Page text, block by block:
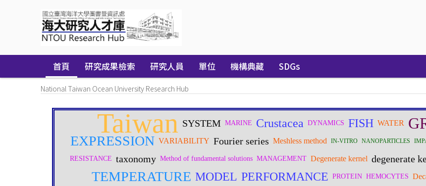
首頁 研究成果檢索 研究人員 單位 機構典藏 SDGs
National Taiwan Ocean University Research Hub